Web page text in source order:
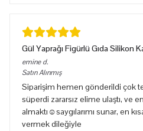
Gül Yaprağı Figürlü Gıda Silikon
emine d.
Satın Alınmış
Siparişim hemen gönderildi çok
süperdi zararsız elime ulaştı, ve
almaktı☺️saygılarımı sunar, en
vermek dileğiyle